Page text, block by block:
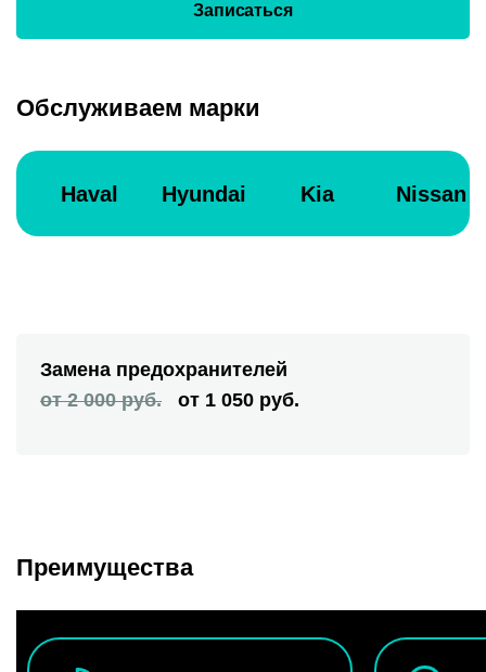
Записаться
Обслуживаем марки
Haval Hyundai Kia Nissan
Замена предохранителей
от 2 000 руб.
от 1 050 руб.
Преимущества